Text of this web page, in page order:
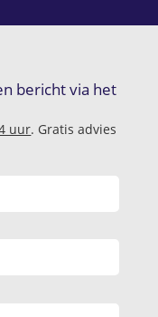
bericht via het
uur. Gratis advies